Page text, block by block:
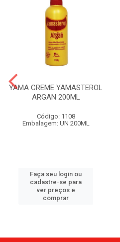
YAMA CREME YAMASTEROL
ARGAN 200ML
Código: 1108
Embalagem: UN 200ML
Faça seu login ou
cadastre-se para
ver preços e
comprar